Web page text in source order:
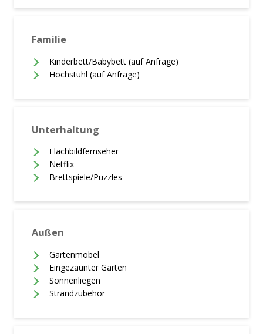
Familie
Kinderbett/Babybett (auf Anfrage)
Hochstuhl (auf Anfrage)
Unterhaltung
Flachbildfernseher
Netflix
Brettspiele/Puzzles
Außen
Gartenmöbel
Eingezäunter Garten
Sonnenliegen
Strandzubehör